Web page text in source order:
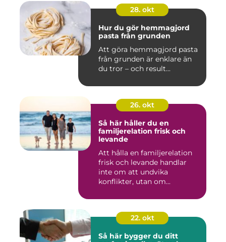
28. okt
Hur du gör hemmagjord
pasta från grunden
Att göra hemmagjord pasta
från grunden är enklare än
du tror – och result...
26. okt
Så här håller du en
familjerelation frisk och
levande
Att hålla en familjerelation
frisk och levande handlar
inte om att undvika
konflikter, utan om...
22. okt
Så här bygger du ditt